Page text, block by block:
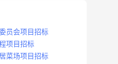
员会项目招标
项目招标
菜场项目招标